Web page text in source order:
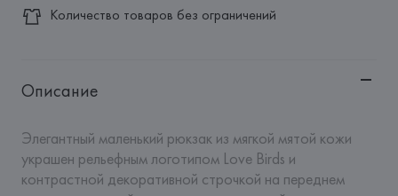
Количество товаров без ограничений
Описание
Элегантный маленький рюкзак из мягкой мятой кожи
украшен рельефным логотипом Love Birds и
контрастной декоративной строчкой на переднем